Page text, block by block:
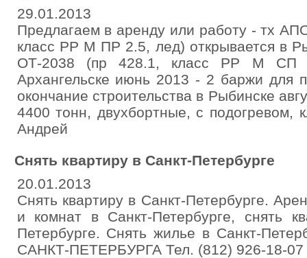
29.01.2013
Предлагаем в аренду или работу - тх
класс РР М ПР 2.5, лед) открывается в
ОТ-2038 (пр 428.1, класс РР М СП
Архангельске июнь 2013 - 2 баржи для
окончание строительства в Рыбинске
4400 тонн, двухбортные, с
Андрей
Снять квартиру в Санкт-Петербурге
20.01.2013
Снять квартиру в Санкт-Петербурге.
и комнат в Санкт-Петербурге, снять
Петербурге. Снять жилье в Санкт-
САНКТ-ПЕТЕРБУРГА Тел. (812) 926-18-07